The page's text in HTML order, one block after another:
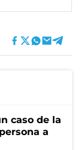
caso de la
a